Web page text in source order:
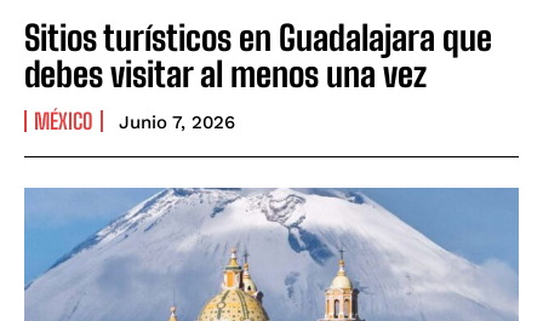
Sitios turísticos en Guadalajara que
debes visitar al menos una vez
MÉXICO Junio 7, 2026